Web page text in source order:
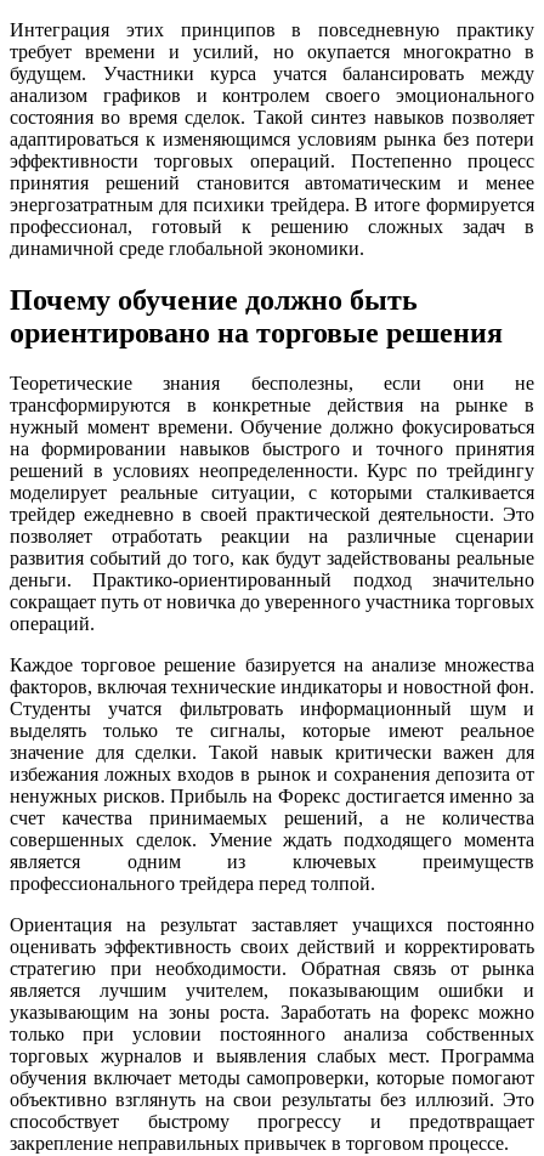
Интеграция этих принципов в повседневную практику
требует времени и усилий, но окупается многократно в
будущем. Участники курса учатся балансировать между
анализом графиков и контролем своего эмоционального
состояния во время сделок. Такой синтез навыков позволяет
адаптироваться к изменяющимся условиям рынка без потери
эффективности торговых операций. Постепенно процесс
принятия решений становится автоматическим и менее
энергозатратным для психики трейдера. В итоге формируется
профессионал, готовый к решению сложных задач в
динамичной среде глобальной экономики.
Почему обучение должно быть
ориентировано на торговые решения
Теоретические знания бесполезны, если они не
трансформируются в конкретные действия на рынке в
нужный момент времени. Обучение должно фокусироваться
на формировании навыков быстрого и точного принятия
решений в условиях неопределенности. Курс по трейдингу
моделирует реальные ситуации, с которыми сталкивается
трейдер ежедневно в своей практической деятельности. Это
позволяет отработать реакции на различные сценарии
развития событий до того, как будут задействованы реальные
деньги. Практико-ориентированный подход значительно
сокращает путь от новичка до уверенного участника торговых
операций.
Каждое торговое решение базируется на анализе множества
факторов, включая технические индикаторы и новостной фон.
Студенты учатся фильтровать информационный шум и
выделять только те сигналы, которые имеют реальное
значение для сделки. Такой навык критически важен для
избежания ложных входов в рынок и сохранения депозита от
ненужных рисков. Прибыль на Форекс достигается именно за
счет качества принимаемых решений, а не количества
совершенных сделок. Умение ждать подходящего момента
является одним из ключевых преимуществ
профессионального трейдера перед толпой.
Ориентация на результат заставляет учащихся постоянно
оценивать эффективность своих действий и корректировать
стратегию при необходимости. Обратная связь от рынка
является лучшим учителем, показывающим ошибки и
указывающим на зоны роста. Заработать на форекс можно
только при условии постоянного анализа собственных
торговых журналов и выявления слабых мест. Программа
обучения включает методы самопроверки, которые помогают
объективно взглянуть на свои результаты без иллюзий. Это
способствует быстрому прогрессу и предотвращает
закрепление неправильных привычек в торговом процессе.